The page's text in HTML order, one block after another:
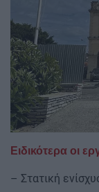
Ειδικότερα οι
– Στατική